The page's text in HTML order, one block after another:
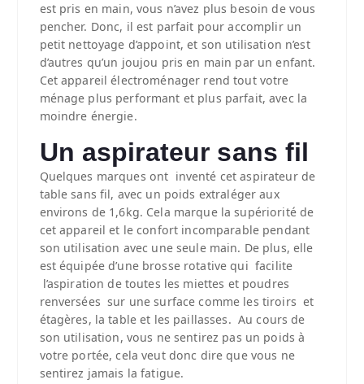
est pris en main, vous n’avez plus besoin de vous
pencher. Donc, il est parfait pour accomplir un
petit nettoyage d’appoint, et son utilisation n’est
d’autres qu’un joujou pris en main par un enfant.
Cet appareil électroménager rend tout votre
ménage plus performant et plus parfait, avec la
moindre énergie.
Un aspirateur sans fil
Quelques marques ont inventé cet aspirateur de
table sans fil, avec un poids extraléger aux
environs de 1,6kg. Cela marque la supériorité de
cet appareil et le confort incomparable pendant
son utilisation avec une seule main. De plus, elle
est équipée d’une brosse rotative qui facilite
l’aspiration de toutes les miettes et poudres
renversées sur une surface comme les tiroirs et
étagères, la table et les paillasses. Au cours de
son utilisation, vous ne sentirez pas un poids à
votre portée, cela veut donc dire que vous ne
sentirez jamais la fatigue.